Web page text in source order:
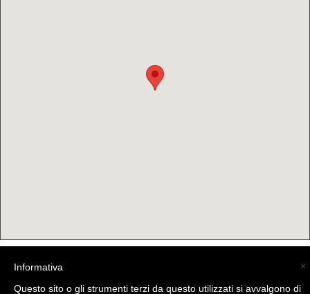
×
Informativa
Questo sito o gli strumenti terzi da questo utilizzati si avvalgono di